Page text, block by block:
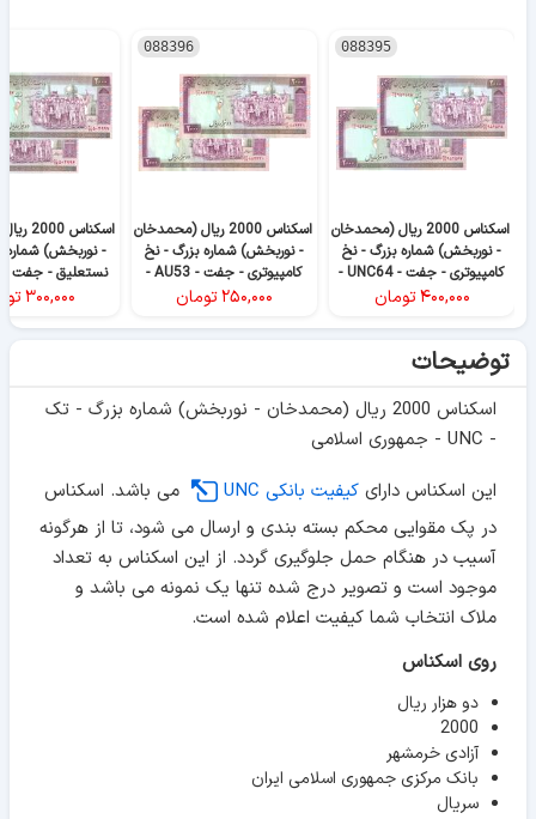
088395
اسکناس 2000 ریال (محمدخان
- نوربخش) شماره بزرگ - نخ
کامپیوتری - جفت - UNC64 -
جمهوری اسلامی
۴۰۰,۰۰۰تومان
088396
اسکناس 2000 ریال (محمدخان
- نوربخش) شماره بزرگ - نخ
کامپیوتری - جفت - AU53 -
جمهوری اسلامی
۲۵۰,۰۰۰تومان
اسکناس
- نوربخش) شماره
جمهوری
۳۰۰,۰۰۰
توضیحات
اسکناس 2000 ریال (محمدخان - نوربخش) شماره بزرگ - تک
- UNC - جمهوری اسلامی
این اسکناس دارای کیفیت بانکی UNC
می باشد. اسکناس
در پک مقوایی محکم بسته بندی و ارسال می شود، تا از هرگونه
آسیب در هنگام حمل جلوگیری گردد. از این اسکناس به تعداد
موجود است و تصویر درج شده تنها یک نمونه می باشد و
ملاک انتخاب شما کیفیت اعلام شده است.
روی اسکناس
دو هزار ریال
2000
آزادی خرمشهر
بانک مرکزی جمهوری اسلامی ایران
سریال